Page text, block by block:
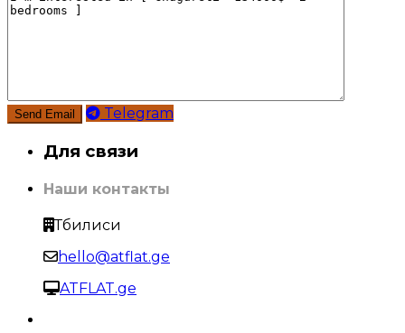
Telegram
Для связи
Наши контакты
Тбилиси
hello@atflat.ge
ATFLAT.ge